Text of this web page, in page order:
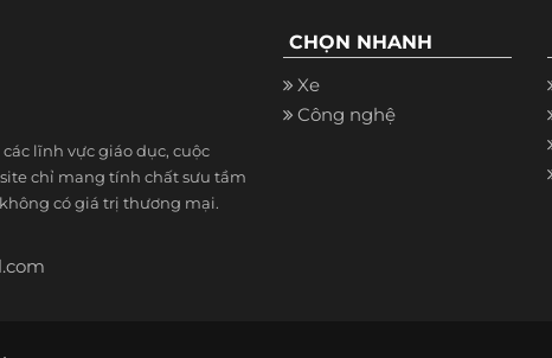
lĩnh vực giáo dục, cuộc
chỉ mang tính chất sưu tầm
có giá trị thương mại.
CHỌN NHANH
Xe
Công nghệ